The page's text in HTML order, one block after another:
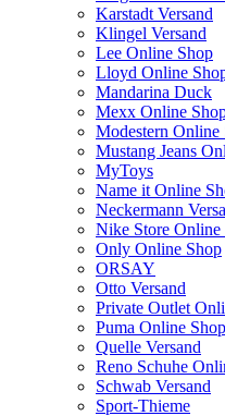
Karstadt Versand
Klingel Versand
Lee Online Shop
Lloyd Online
Mandarina Duck
Mexx Online
Modestern Online
Mustang Jeans
MyToys
Name it Online
Neckermann
Nike Store Online
Only Online Shop
ORSAY
Otto Versand
Private Outlet
Puma Online Shop
Quelle Versand
Reno Schuhe
Schwab Versand
Sport-Thieme